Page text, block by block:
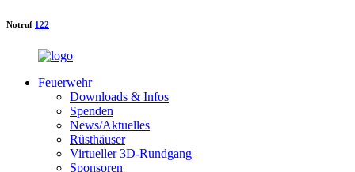
Notruf 122
Feuerwehr
Downloads & Infos
Spenden
News/Aktuelles
Rüsthäuser
Virtueller 3D-Rundgang
Sponsoren